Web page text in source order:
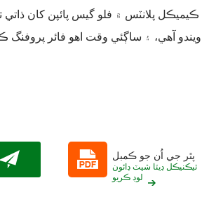
ڪيميڪل پلانٽس ۾ فلو گيس پائپن کان
ويندو آهي، ۽ ساڳئي وقت اهو فائر
پٿر جي اُن جو ڪمبل
ٽيڪنيڪل ڊيٽا شيٽ ڊائون
لوڊ ڪريو